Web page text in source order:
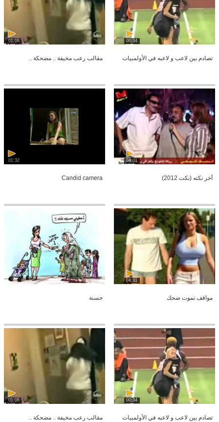
00:34
تصادم بين لاعب و لاعبه في الأولمبيات
01:08
مقالب رعب مخيفة .. مضحكة ..
04:01
أخر نكته (نكت 2012)
01:32
Candid camera
04:31
مواقف تموت ضحك حسنة
00:34
تصادم بين لاعب و لاعبه في الأولمبيات
01:08
مقالب رعب مخيفة .. مضحكة ..